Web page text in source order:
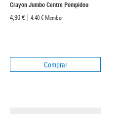
Crayon Jumbo Centre Pompidou
4,90 €
4,40 € Member
Comprar